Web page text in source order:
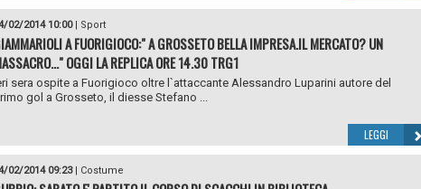
02/2014 10:00| Sport
A FUORIGIOCO:" A GROSSETO BELLA IMPRESA.IL MERCATO? UN
OGGI LA REPLICA ORE 14.30 TRG1
sera ospite a Fuorigioco oltre l`attaccante Alessandro Luparini autore del
gol a Grosseto, il diesse Stefano ...
LEGGI
02/2014 09:23| Costume